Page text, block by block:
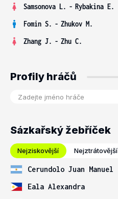
Samsonova L. - Rybakina E.
Fomin S. - Zhukov M.
Zhang J. - Zhu C.
Profily hráčů
Sázkařský žebříček
Nejziskovější Nejztrátovější
Cerundolo Juan Manuel
Eala Alexandra